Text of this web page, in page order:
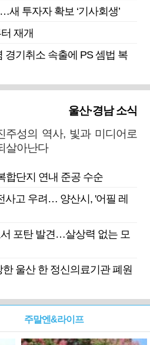
투자자 확보 ‘기사회생’
재개
기취소 속출에 PS 셈법 복
울산·경남 소식
주성의 역사, 빛과 미디어로
살아난다
합단지 연내 준공 수순
사고 우려… 양산시, '어필 레
포탄 발견…살상력 없는 모
울산 한 정신의료기관 폐원
주말엔&라이프